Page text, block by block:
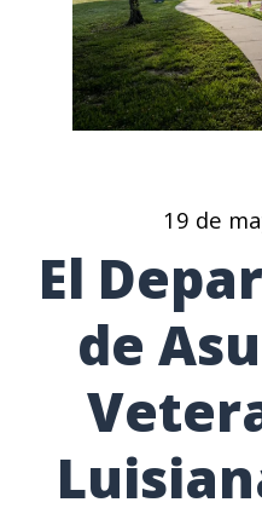
19 de
El
de